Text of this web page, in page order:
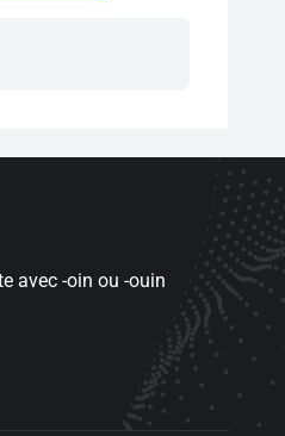
avec -oin ou -ouin